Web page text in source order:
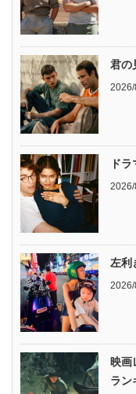
君の
2026/
ド
2026/
左利
映画
ラン